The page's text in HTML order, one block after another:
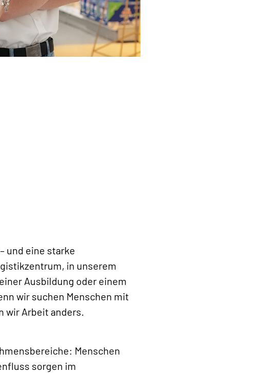
und eine starke
in unserem
Ausbildung oder einem
wir suchen Menschen mit
wir Arbeit anders.
Menschen
sorgen im